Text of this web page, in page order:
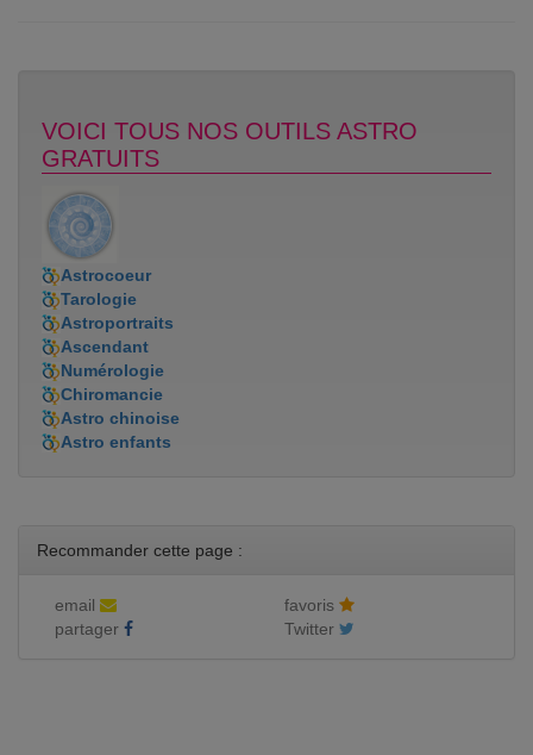
VOICI TOUS NOS OUTILS ASTRO
GRATUITS
Astrocoeur
Tarologie
Astroportraits
Ascendant
Numérologie
Chiromancie
Astro chinoise
Astro enfants
Recommander cette page :
email
favoris
partager
Twitter